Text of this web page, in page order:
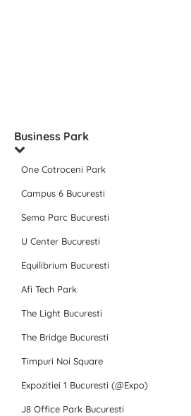
Business Park
One Cotroceni Park
Campus 6 Bucuresti
Sema Parc Bucuresti
U Center Bucuresti
Equilibrium Bucuresti
Afi Tech Park
The Light Bucuresti
The Bridge Bucuresti
Timpuri Noi Square
Expozitiei 1 Bucuresti (@Expo)
J8 Office Park Bucuresti